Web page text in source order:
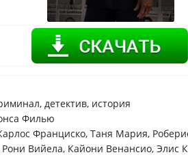
детектив, история
Филью
Франциско, Таня Мария,
Вийела, Кайони Венансио, Элис